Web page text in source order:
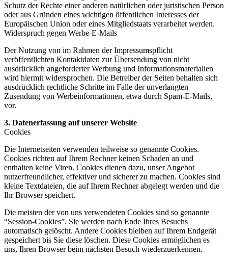
Schutz der Rechte einer anderen natürlichen oder juristischen Person
oder aus Gründen eines wichtigen öffentlichen Interesses der
Europäischen Union oder eines Mitgliedstaats verarbeitet werden.
Widerspruch gegen Werbe-E-Mails
Der Nutzung von im Rahmen der Impressumspflicht
veröffentlichten Kontaktdaten zur Übersendung von nicht
ausdrücklich angeforderter Werbung und Informationsmaterialien
wird hiermit widersprochen. Die Betreiber der Seiten behalten sich
ausdrücklich rechtliche Schritte im Falle der unverlangten
Zusendung von Werbeinformationen, etwa durch Spam-E-Mails,
vor.
3. Datenerfassung auf unserer Website
Cookies
Die Internetseiten verwenden teilweise so genannte Cookies.
Cookies richten auf Ihrem Rechner keinen Schaden an und
enthalten keine Viren. Cookies dienen dazu, unser Angebot
nutzerfreundlicher, effektiver und sicherer zu machen. Cookies sind
kleine Textdateien, die auf Ihrem Rechner abgelegt werden und die
Ihr Browser speichert.
Die meisten der von uns verwendeten Cookies sind so genannte
“Session-Cookies”. Sie werden nach Ende Ihres Besuchs
automatisch gelöscht. Andere Cookies bleiben auf Ihrem Endgerät
gespeichert bis Sie diese löschen. Diese Cookies ermöglichen es
uns, Ihren Browser beim nächsten Besuch wiederzuerkennen.